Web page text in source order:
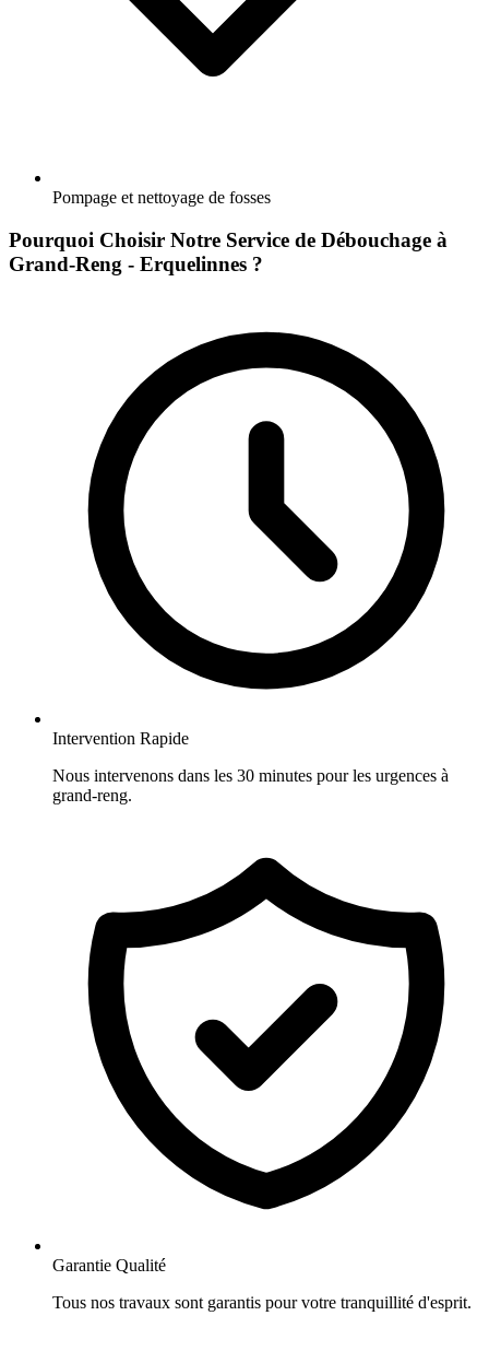
Pompage et nettoyage de fosses
Pourquoi Choisir Notre Service de Débouchage à
Grand-Reng - Erquelinnes ?
Intervention Rapide
Nous intervenons dans les 30 minutes pour les urgences à
grand-reng.
Garantie Qualité
Tous nos travaux sont garantis pour votre tranquillité d'esprit.